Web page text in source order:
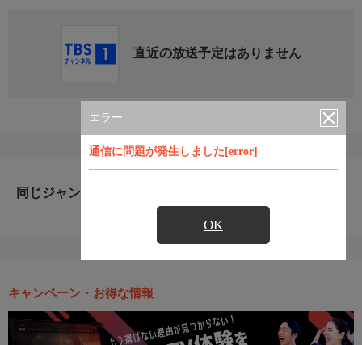
エラー
通信に問題が発生しました[error]
OK
直近の放送予定はありません
同じジャンルのおすすめ番組
キャンペーン・お得な情報